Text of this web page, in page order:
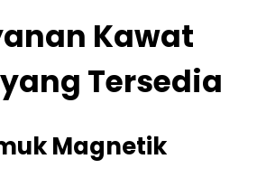
Kawat
Tersedia
Magnetik